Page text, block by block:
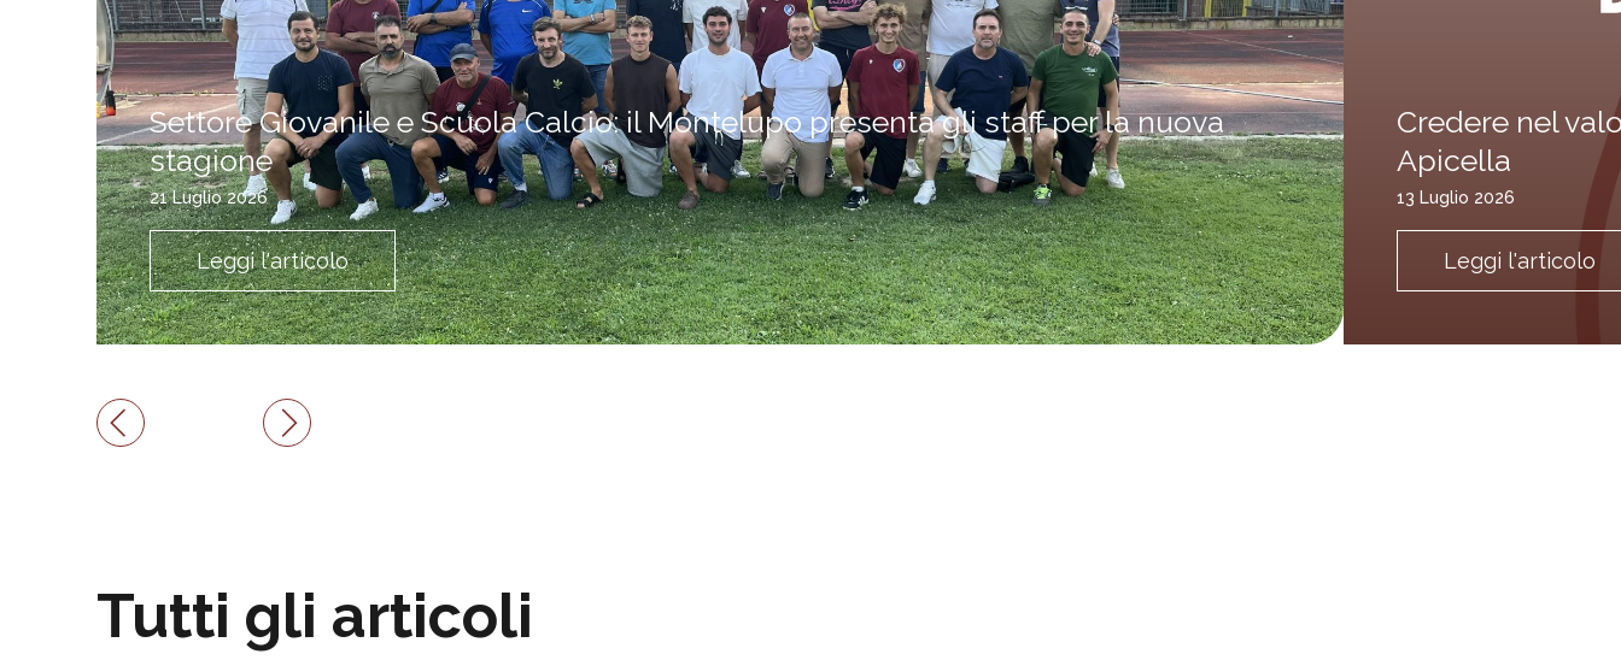
Settore Giovanile e Scuola Calcio: il Montelupo presenta gli staff per la nuova
stagione
21 Luglio 2026
Leggi l'articolo
Credere nel
Apicella
13 Luglio 2026
Leggi l'articolo
Tutti gli articoli